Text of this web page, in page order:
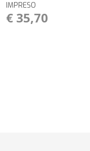
IMPRESO
€ 35,70